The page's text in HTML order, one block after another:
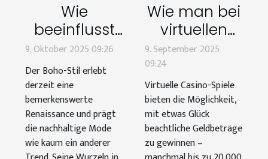
Wie
beeinflusst
der Boho-Stil
moderne
nachhaltige
Modetrends?
9. Oktober 2025 09:26
Der Boho-Stil erlebt
derzeit eine
bemerkenswerte
Renaissance und prägt
die nachhaltige Mode
wie kaum ein anderer
Wie man bei
virtuellen
Casino-
Spielen bis
zu 20.000 €
gewinnen
kann
9. September 2025
09:24
Virtuelle Casino-Spiele
bieten die Möglichkeit,
mit etwas Glück
beachtliche Geldbeträge
zu gewinnen –